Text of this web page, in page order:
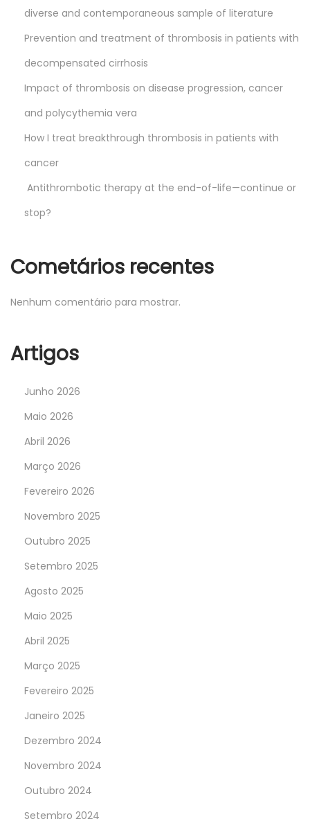
diverse and contemporaneous sample of literature
Prevention and treatment of thrombosis in patients with
decompensated cirrhosis
Impact of thrombosis on disease progression, cancer
and polycythemia vera
How I treat breakthrough thrombosis in patients with
cancer
Antithrombotic therapy at the end-of-life—continue or
stop?
Cometários recentes
Nenhum comentário para mostrar.
Artigos
Junho 2026
Maio 2026
Abril 2026
Março 2026
Fevereiro 2026
Novembro 2025
Outubro 2025
Setembro 2025
Agosto 2025
Maio 2025
Abril 2025
Março 2025
Fevereiro 2025
Janeiro 2025
Dezembro 2024
Novembro 2024
Outubro 2024
Setembro 2024